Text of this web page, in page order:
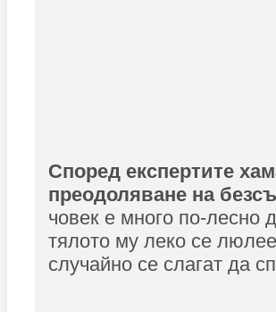
Според експертите
преодоляване на
човек е много по-лесно
тялото му леко се
случайно се слагат да